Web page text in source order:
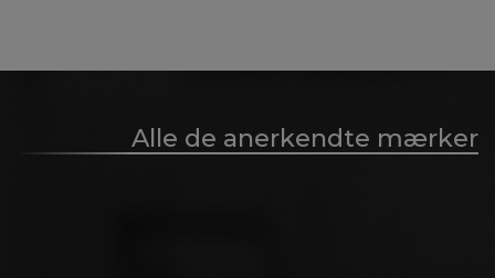
Alle de anerkendte mærker